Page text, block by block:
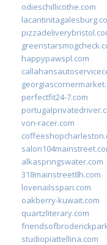
odieschillicothe.com
happypawspl.com
perfectfit24-7.com
von-racer.com
alkaspringswater.com
318mainstreet8h.com
lovenailsspari.com
oakberry-kuwait.com
quartzliterary.com
studiopiattellina.com